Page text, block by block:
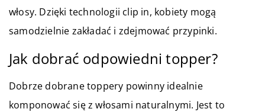
włosy. Dzięki technologii clip in, kobiety mogą
samodzielnie zakładać i zdejmować przypinki.
Jak dobrać odpowiedni topper?
Dobrze dobrane toppery powinny idealnie
komponować się z włosami naturalnymi. Jest to